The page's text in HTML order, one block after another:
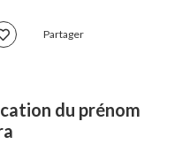
Partager
du prénom